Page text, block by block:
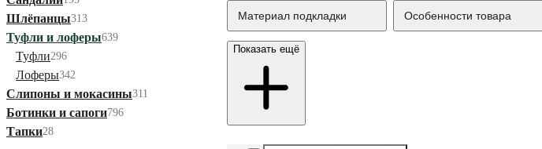
Шлёпанцы313
Туфли и лоферы639
Туфли296
Лоферы342
Слипоны и мокасины311
Ботинки и сапоги796
Тапки28
Материал подкладки Особенности товара
Показать ещё